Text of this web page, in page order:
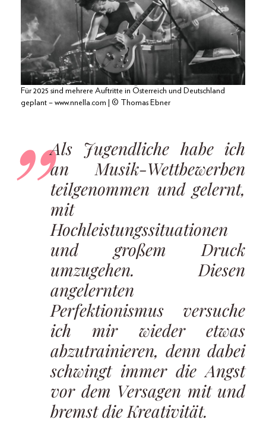
Für 2025 sind mehrere Auftritte in Österreich und Deutschland
geplant – www.nnella.com | © Thomas Ebner
Als Jugendliche habe ich
an Musik-Wettbewerben
teilgenommen und gelernt,
mit
Hochleistungssituationen
und großem Druck
umzugehen. Diesen
angelernten
Perfektionismus versuche
ich mir wieder etwas
abzutrainieren, denn dabei
schwingt immer die Angst
vor dem Versagen mit und
bremst die Kreativität.